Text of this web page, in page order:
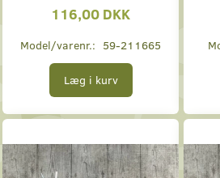
116,00 DKK
Model/varenr.: 59-211665
Læg i kurv